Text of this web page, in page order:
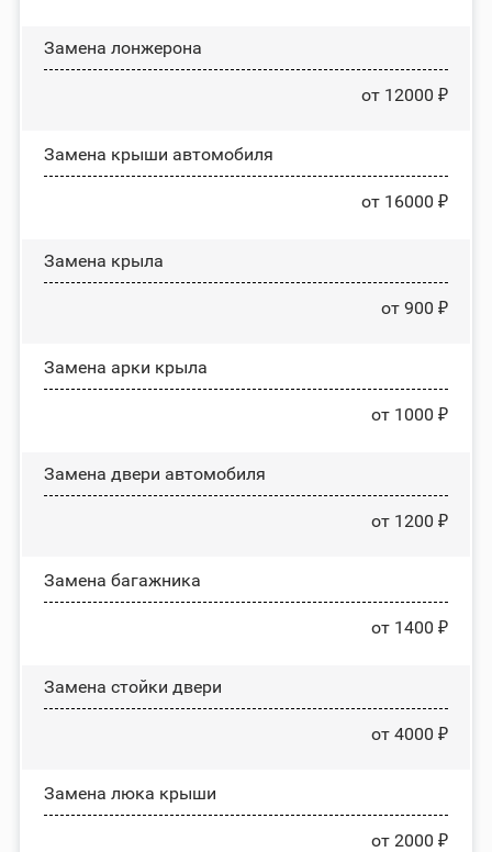
Замена лонжерона
от 12000 ₽
Замена крыши автомобиля
от 16000 ₽
Замена крыла
от 900 ₽
Замена арки крыла
от 1000 ₽
Замена двери автомобиля
от 1200 ₽
Замена багажника
от 1400 ₽
Зaмeнa cтoйĸи двepи
от 4000 ₽
Зaмeнa люĸa ĸpыши
от 2000 ₽